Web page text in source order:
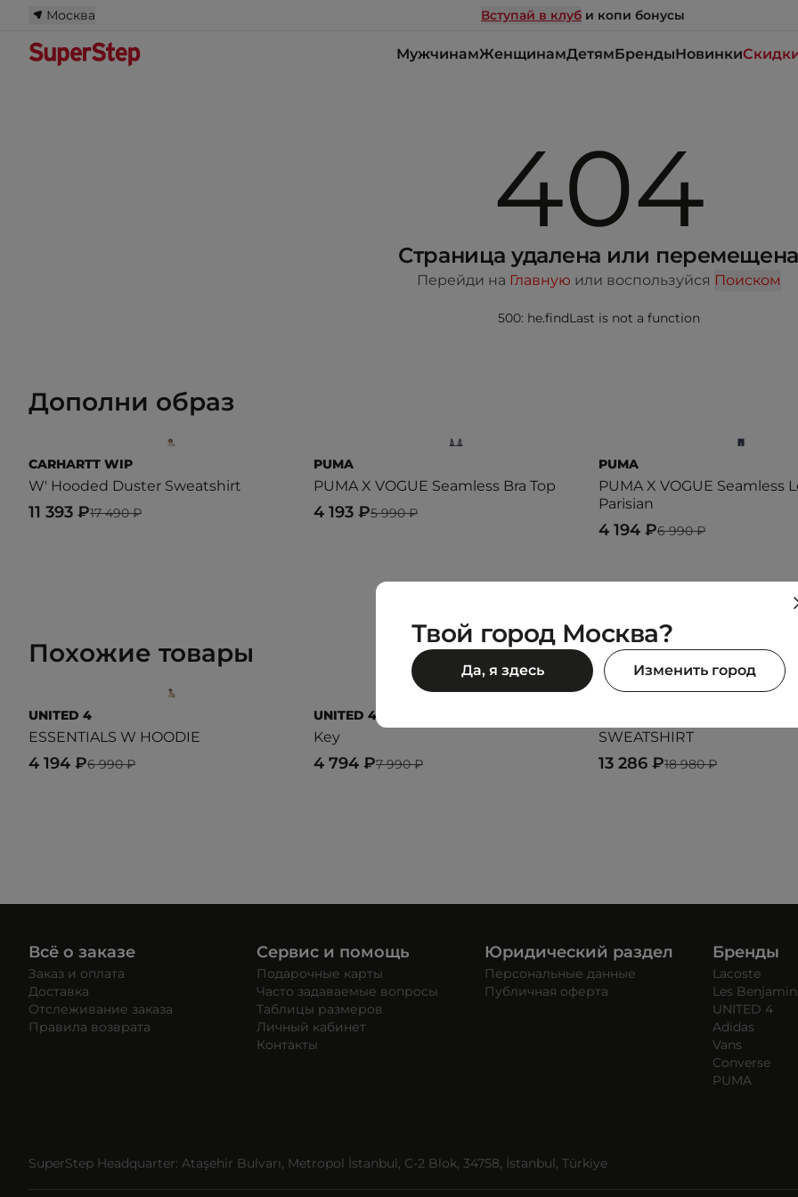
Москва Вступай в клуб и копи бонусы
МужчинамЖенщинамДетямБрендыНовинки
404
Страница удалена или перемещена
Перейди на Главную или воспользуйся Поиском
500: he.findLast is not a function
Дополни образ
CARHARTT WIP
W' Hooded Duster Sweatshirt
17 490 ₽
11 393 ₽
PUMA
PUMA X VOGUE Seamless Bra Top
5 990 ₽
4 193 ₽
PUMA
PUMA X VOGUE Seamless
Parisian
6 990 ₽
4 194 ₽
Похожие товары
UNITED 4
ESSENTIALS W HOODIE
6 990 ₽
4 194 ₽
UNITED 4
Key
7 990 ₽
4 794 ₽
SWEATSHIRT
18 980 ₽
13 286 ₽
Всё о заказе
Заказ и оплата
Доставка
Отслеживание заказа
Правила возврата
Сервис и помощь
Подарочные карты
Часто задаваемые вопросы
Таблицы размеров
Личный кабинет
Контакты
Юридический раздел
Персональные данные
Публичная оферта
Бренды
Lacoste
Les
UNITED 4
Adidas
Vans
Converse
PUMA
SuperStep Headquarter: Ataşehir Bulvarı, Metropol İstanbul, C-2 Blok, 34758, İstanbul, Türkiye
Твой город Москва?
Да, я здесь Изменить город